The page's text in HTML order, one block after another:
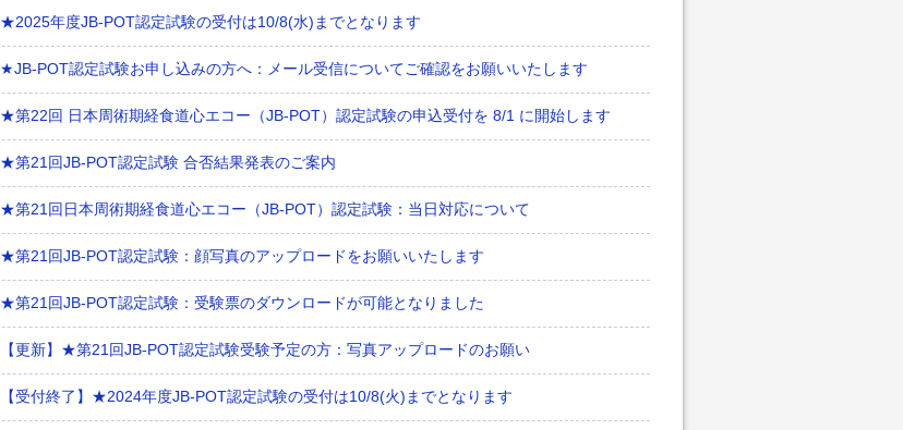
★2025年度JB-POT認定試験の受付は10/8(水)までとなります
★JB-POT認定試験お申し込みの方へ：メール受信についてご確認をお願いいたします
★第22回 日本周術期経食道心エコー（JB-POT）認定試験の申込受付を 8/1 に開始します
★第21回JB-POT認定試験 合否結果発表のご案内
★第21回日本周術期経食道心エコー（JB-POT）認定試験：当日対応について
★第21回JB-POT認定試験：顔写真のアップロードをお願いいたします
★第21回JB-POT認定試験：受験票のダウンロードが可能となりました
【更新】★第21回JB-POT認定試験受験予定の方：写真アップロードのお願い
【受付終了】★2024年度JB-POT認定試験の受付は10/8(火)までとなります